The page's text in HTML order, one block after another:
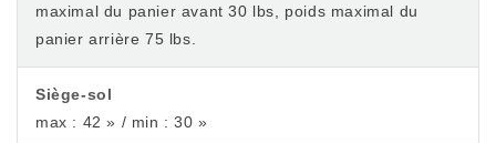
maximal du panier avant 30 lbs, poids maximal du
panier arrière 75 lbs.
Siège-sol
max : 42 » / min : 30 »